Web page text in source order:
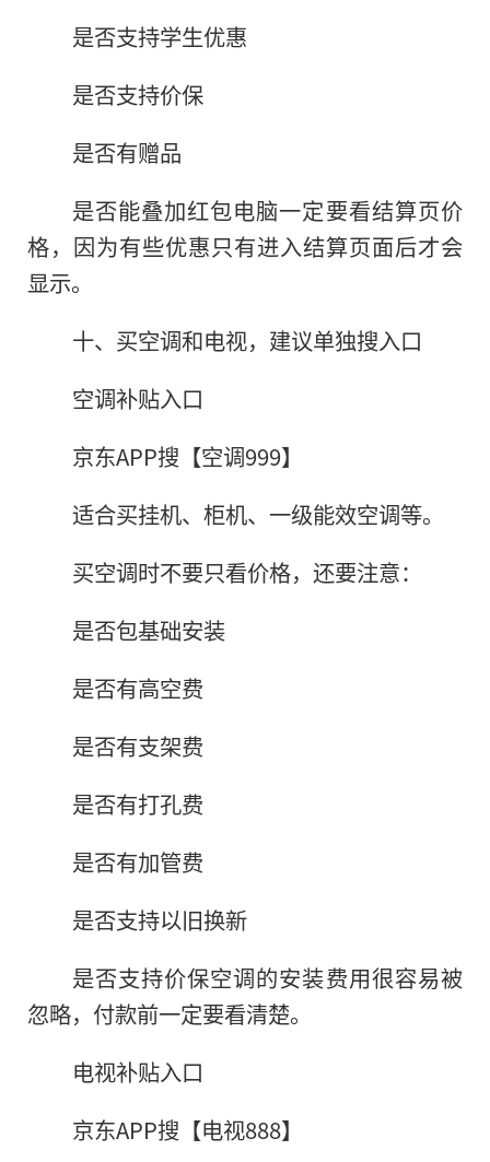
是否支持学生优惠
是否支持价保
是否有赠品
是否能叠加红包电脑一定要看结算页价
格，因为有些优惠只有进入结算页面后才会
显示。
十、买空调和电视，建议单独搜入口
空调补贴入口
京东APP搜【空调999】
适合买挂机、柜机、一级能效空调等。
买空调时不要只看价格，还要注意：
是否包基础安装
是否有高空费
是否有支架费
是否有打孔费
是否有加管费
是否支持以旧换新
是否支持价保空调的安装费用很容易被
忽略，付款前一定要看清楚。
电视补贴入口
京东APP搜【电视888】